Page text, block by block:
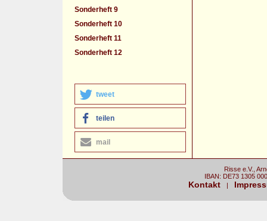
Sonderheft 9
Sonderheft 10
Sonderheft 11
Sonderheft 12
tweet
teilen
mail
Risse e.V.,
IBAN: DE73 1305
Kontakt |